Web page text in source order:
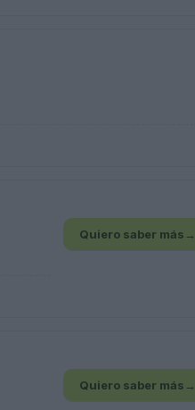
Quiero saber más →
Quiero saber más →